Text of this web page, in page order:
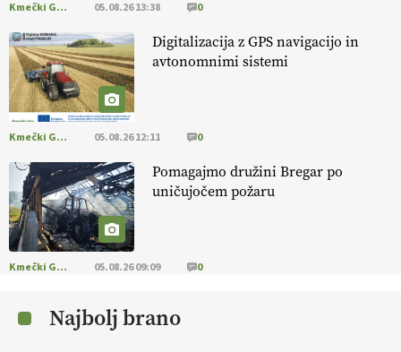
EKOloško = logično: ekološka kmetija PR'
RAKARI
EKOloško = logično: STROKOVNA OKROGLA
MIZA "Zakaj so ekološki proizvodi
podcenjeni?"
EKOloško = logično: ekološkio čebelarstvo
BOZOVIČAR
EKOloško = logično: kmetija SADONIK
EKOloško = logično: kmetija Pr' POLONI in
Kmečki Glas 05.08.26 13:38 0
Digitalizacija z GPS navigacijo in
avtonomnimi sistemi
Kmečki Glas 05.08.26 12:11 0
Pomagajmo družini Bregar po
uničujočem požaru
Kmečki Glas 05.08.26 09:09 0
Najbolj brano